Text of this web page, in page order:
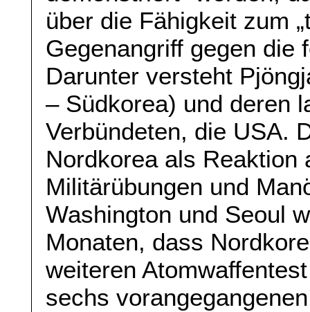
über die Fähigkeit zum
Gegenangriff gegen die
Darunter versteht
– Südkorea) und deren
Verbündeten, die USA.
Nordkorea als Reaktion
Militärübungen und
Washington und Seoul
Monaten, dass
weiteren
sechs